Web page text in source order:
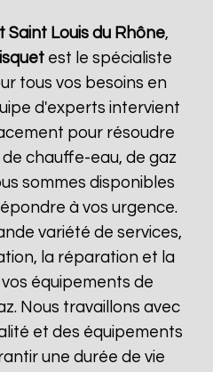
Saint Louis du Rhône,
est le spécialiste
tous vos besoins en
d'experts intervient
pour résoudre
chauffe-eau, de gaz
sommes disponibles
à vos urgence.
variété de services,
la réparation et la
équipements de
Nous travaillons avec
et des équipements
une durée de vie